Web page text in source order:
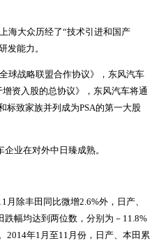
大众历经了“技术引进和国产
发能力。
战略联盟合作协议》，东风汽车
资入股的总协议》，东风汽车将通
标致家族并列成为PSA的第一大股
业在对外中日臻成熟。
除丰田同比微增2.6%外，日产、
幅均达到两位数，分别为－11.8%
2014年1月至11月份，日产、本田累